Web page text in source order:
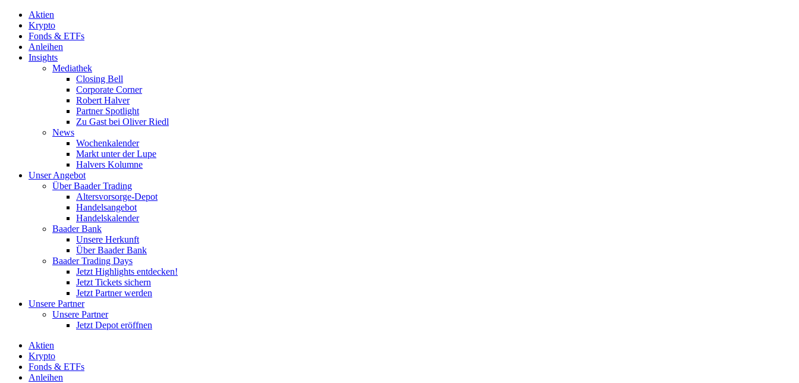
Aktien
Krypto
Fonds & ETFs
Anleihen
Insights
Mediathek
Closing Bell
Corporate Corner
Robert Halver
Partner Spotlight
Zu Gast bei Oliver Riedl
News
Wochenkalender
Markt unter der Lupe
Halvers Kolumne
Unser Angebot
Über Baader Trading
Altersvorsorge-Depot
Handelsangebot
Handelskalender
Baader Bank
Unsere Herkunft
Über Baader Bank
Baader Trading Days
Jetzt Highlights entdecken!
Jetzt Tickets sichern
Jetzt Partner werden
Unsere Partner
Unsere Partner
Jetzt Depot eröffnen
Aktien
Krypto
Fonds & ETFs
Anleihen